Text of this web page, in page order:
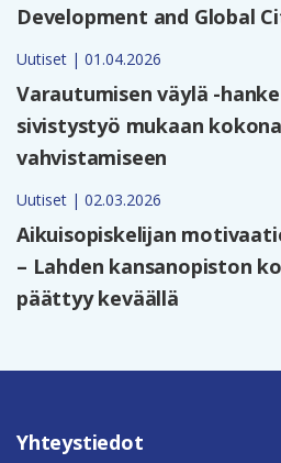
Development and Global
Uutiset | 01.04.2026
Varautumisen väylä -
sivistystyö mukaan
vahvistamiseen
Uutiset | 02.03.2026
Aikuisopiskelijan
– Lahden kansanopiston
päättyy keväällä
Yhteystiedot